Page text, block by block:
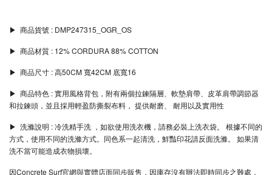
▶︎ 商品貨號 : DMP247315_OGR_OS
▶︎ 商品材質 : 12% CORDURA 88% COTTON
▶︎ 商品尺寸 : 高50CM 寬42CM 底寬16
▶︎ 商品特色 : 實用風格背包，附有兩個拉鍊隔層、軟墊肩帶、皮革肩帶調節器
和拉鍊頭，並且採用輕盈防撕裂布料， 提供耐磨、 耐用以及實用性
▶︎ 洗滌說明 : 冷洗精手洗 ，如欲使用洗衣機，請務必裝上洗衣袋。 根據不同的
方式，使用不同的洗滌方式。同色系一起清洗，鮮豔印花請反面洗滌。 如果清
洗不當可能造成衣物損壞。
因Concrete Surf官網與實體店面同步販售，因庫存沒有辦法即時同步之難處，